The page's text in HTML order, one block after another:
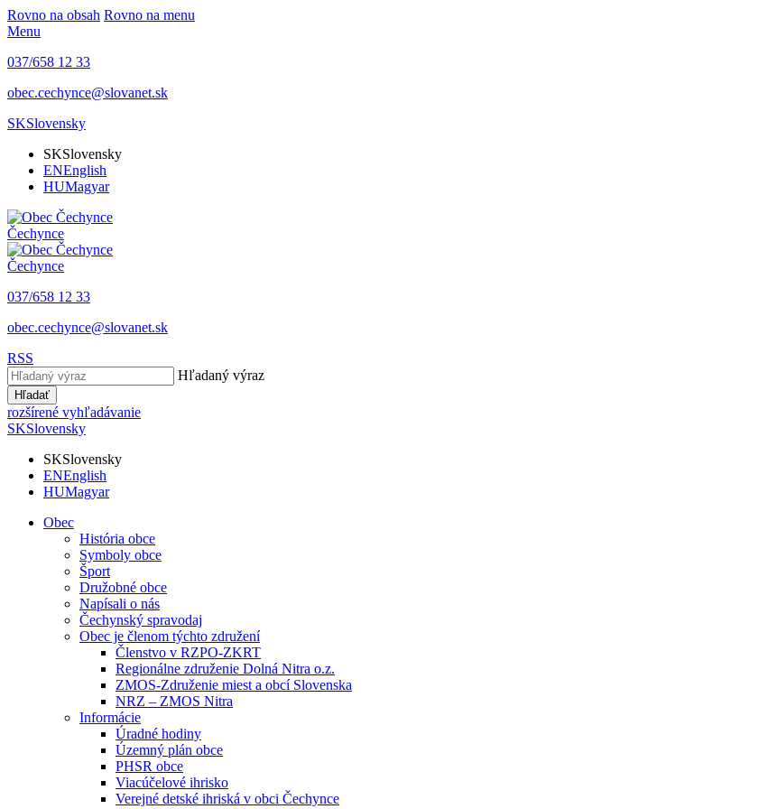
Rovno na obsah Rovno na menu
Menu
037/658 12 33
obec.cechynce@slovanet.sk
SKSlovensky
SKSlovensky
ENEnglish
HUMagyar
Čechynce
Čechynce
037/658 12 33
obec.cechynce@slovanet.sk
RSS
Hľadaný výraz
Hľadať
rozšírené vyhľadávanie
SKSlovensky
SKSlovensky
ENEnglish
HUMagyar
Obec
História obce
Symboly obce
Šport
Družobné obce
Napísali o nás
Čechynský spravodaj
Obec je členom týchto združení
Členstvo v RZPO-ZKRT
Regionálne združenie Dolná Nitra o.z.
ZMOS-Združenie miest a obcí Slovenska
NRZ – ZMOS Nitra
Informácie
Úradné hodiny
Územný plán obce
PHSR obce
Viacúčelové ihrisko
Verejné detské ihriská v obci Čechynce